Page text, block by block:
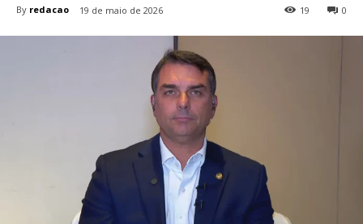
By redacao 19 de maio de 2026 0
19